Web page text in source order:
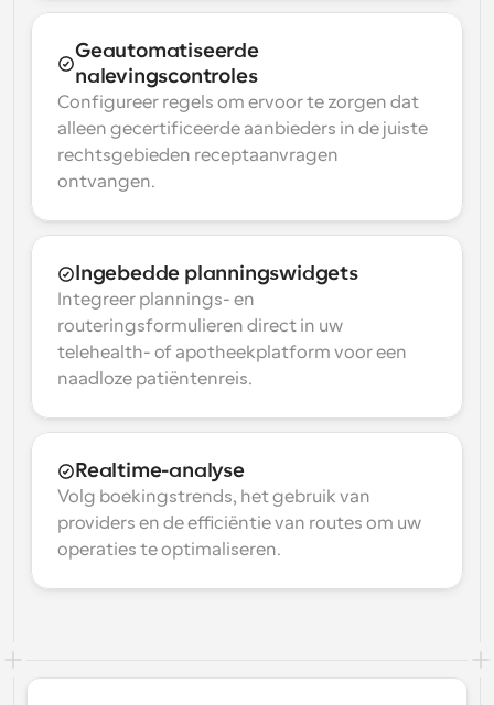
Geautomatiseerde
nalevingscontroles
Configureer regels om ervoor te zorgen dat
alleen gecertificeerde aanbieders in de juiste
rechtsgebieden receptaanvragen
ontvangen.
Ingebedde planningswidgets
Integreer plannings- en
routeringsformulieren direct in uw
telehealth- of apotheekplatform voor een
naadloze patiëntenreis.
Realtime-analyse
Volg boekingstrends, het gebruik van
providers en de efficiëntie van routes om uw
operaties te optimaliseren.